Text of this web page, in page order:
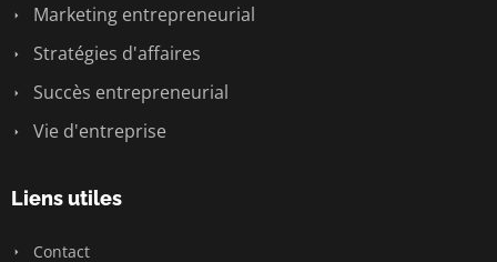
Marketing entrepreneurial
Stratégies d'affaires
Succès entrepreneurial
Vie d'entreprise
Liens utiles
Contact